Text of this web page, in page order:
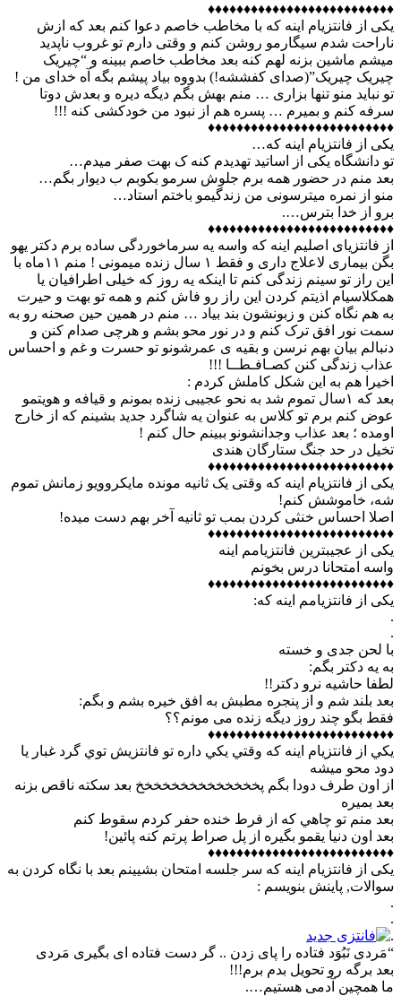
♦♦♦♦♦♦♦♦♦♦♦♦♦♦♦♦♦♦♦♦♦♦♦♦♦♦
ﯾﮑﯽ ﺍﺯ ﻓﺎﻧﺘﺰﯾﺎﻡ ﺍﯾﻨﻪ که ﺑﺎ مخاطب خاصم دعوا ﮐﻨﻢ ﺑﻌﺪ ﮐﻪ ﺍﺯش
ﻧﺎﺭﺍﺣﺖ ﺷﺪﻡ ﺳﯿﮕﺎﺭمو ﺭﻭﺷﻦ ﮐﻨﻢ ﻭ ﻭﻗﺘﯽ ﺩﺍﺭﻡ ﺗﻮ ﻏﺮﻭﺏ ﻧﺎﭘﺪﯾﺪ
ﻣﯿﺸﻢ ﻣﺎﺷﯿﻦ ﺑﺰﻧﻪ ﻟﻬﻢ ﮐﻨﻪ ﺑﻌﺪ مخاطب خاصم ﺑﺒﯿﻨﻪ و “ﭼﯿﺮﯾﮏ
ﭼﯿﺮﯾﮏ ﭼﯿﺮﯾﮏ”(صدای کفششه!) ﺑﺪﻭﻭﻩ ﺑﯿﺎﺩ ﭘﯿﺸﻢ ﺑﮕﻪ آه ﺧﺪﺍی ﻣﻦ !
ﺗﻮ ﻧﺒﺎﯾﺪ ﻣﻨﻮ ﺗﻨﻬﺎ ﺑﺰﺍﺭﯼ … ﻣﻨﻢ ﺑﻬﺶ ﺑﮕﻢ ﺩﯾﮕﻪ ﺩﯾﺮﻩ و بعدش ﺩﻭﺗﺎ
ﺳﺮﻓﻪ ﮐﻨﻢ و ﺑﻤﯿﺮﻡ … پسره ﻫﻢ ﺍﺯ ﻧﺒﻮﺩ ﻣﻦ ﺧﻮﺩﮐﺸﯽ ﮐﻨﻪ !!!
♦♦♦♦♦♦♦♦♦♦♦♦♦♦♦♦♦♦♦♦♦♦♦♦♦♦
یکی از فانتزیام اینه که…
تو دانشگاه یکی از اساتید تهدیدم کنه ک بهت صفر میدم…
بعد منم در حضور همه برم جلوش سرمو بکوبم ب دیوار بگم…
منو از نمره میترسونی من زندگیمو باختم استاد…
برو از خدا بترس….
♦♦♦♦♦♦♦♦♦♦♦♦♦♦♦♦♦♦♦♦♦♦♦♦♦♦
از فانتزیای اصلیم اینه که واسه یه سرماخوردگی ساده برم دکتر یهو
بگن بیماری لاعلاج داری و فقط ۱ سال زنده میمونی ! منم ۱۱ماه با
این راز تو سینم زندگی کنم تا اینکه یه روز که خیلی اطرافیان یا
همکلاسیام اذیتم کردن این راز رو فاش کنم و همه تو بهت و حیرت
به هم نگاه کنن و زبونشون بند بیاد … منم در همین حین صحنه رو به
سمت نور افق ترک کنم و در نور محو بشم و هرچی صدام کنن و
دنبالم بیان بهم نرسن و بقیه ی عمرشونو تو حسرت و غم و احساس
عذاب زندگی کنن کصـافـطــا !!!
اخیرا هم به این شکل کاملش کردم :
بعد که ۱سال تموم شد به نحو عجیبی زنده بمونم و قیافه و هویتمو
عوض کنم برم تو کلاس به عنوان یه شاگرد جدید بشینم که از خارج
اومده ؛ بعد عذاب وجدانشونو ببینم حال کنم !
تخیل در حد جنگ ستارگان هندی
♦♦♦♦♦♦♦♦♦♦♦♦♦♦♦♦♦♦♦♦♦♦♦♦♦♦
یکی از فانتزیام اینه که وقتی یک ثانیه مونده مایکروویو زمانش تموم
شه، خاموشش کنم!
اصلا احساس خنثی کردن بمب تو ثانیه آخر بهم دست میده!
♦♦♦♦♦♦♦♦♦♦♦♦♦♦♦♦♦♦♦♦♦♦♦♦♦♦
یکی از عجیبترین فانتزیامم اینه
واسه امتحانا درس بخونم
♦♦♦♦♦♦♦♦♦♦♦♦♦♦♦♦♦♦♦♦♦♦♦♦♦♦
یکی از فانتزیامم اينه كه:
.
.
با لحن جدی و خسته
به یه دکتر بگم:
لطفا حاشیه نرو دکتر!!
بعد بلند شم و از پنجره مطبش به افق خیره بشم و بگم:
فقط بگو چند روز دیگه زنده می مونم؟؟
♦♦♦♦♦♦♦♦♦♦♦♦♦♦♦♦♦♦♦♦♦♦♦♦♦♦
يكي از فانتزيام اينه كه وقتي يكي داره تو فانتزيش توي گرد غبار يا
دود محو ميشه
از اون طرف دودا بگم پخخخخخخخخخخخخخخ بعد سكته ناقص بزنه
بعد بميره
بعد منم تو چاهي كه از فرط خنده حفر كردم سقوط كنم
بعد اون دنيا يقمو بگيره از پل صراط پرتم كنه پائين!
♦♦♦♦♦♦♦♦♦♦♦♦♦♦♦♦♦♦♦♦♦♦♦♦♦♦
یکی از فانتزیام اینه که سر جلسه امتحان بشیینم بعد با نگاه کردن به
سوالات, پاینش بنویسم :
.
.
.
“مَردی نَبُوَد فتاده را پای زدن .. گر دست فتاده ای بگيری مَردی
بعد برگه رو تحویل بدم برم!!!
ما همچین آدمی هستیم….